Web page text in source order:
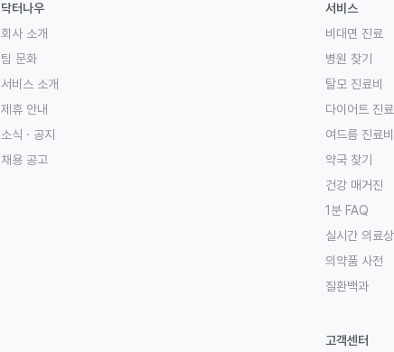
닥터나우
회사 소개
팀 문화
서비스 소개
제휴 안내
소식 · 공지
채용 공고
서비스
비대면 진료
병원 찾기
탈모 진료비
다이어트 진료
여드름 진료비
약국 찾기
건강 매거진
1분 FAQ
실시간 의료
의약품 사전
질환백과
고객센터